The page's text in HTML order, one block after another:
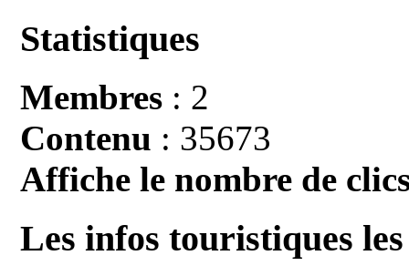
Statistiques
Membres : 2
Contenu : 35673
Affiche le nombre de
Les infos touristiques